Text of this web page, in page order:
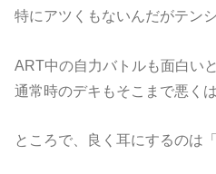
特にアツくもないんだがテン
ART中の自力バトルも面白い
通常時のデキもそこまで悪く
ところで、良く耳にするのは